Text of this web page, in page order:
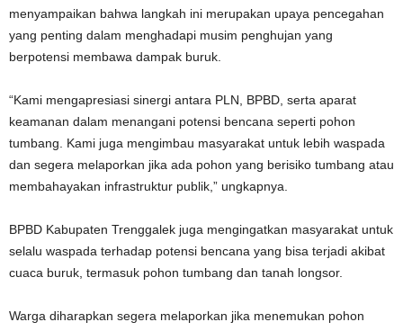
menyampaikan bahwa langkah ini merupakan upaya pencegahan
yang penting dalam menghadapi musim penghujan yang
berpotensi membawa dampak buruk.
“Kami mengapresiasi sinergi antara PLN, BPBD, serta aparat
keamanan dalam menangani potensi bencana seperti pohon
tumbang. Kami juga mengimbau masyarakat untuk lebih waspada
dan segera melaporkan jika ada pohon yang berisiko tumbang atau
membahayakan infrastruktur publik,” ungkapnya.
BPBD Kabupaten Trenggalek juga mengingatkan masyarakat untuk
selalu waspada terhadap potensi bencana yang bisa terjadi akibat
cuaca buruk, termasuk pohon tumbang dan tanah longsor.
Warga diharapkan segera melaporkan jika menemukan pohon